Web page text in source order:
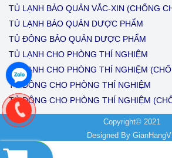
TỦ LẠNH BẢO QUẢN VẮC-XIN (CHỐNG
TỦ LẠNH BẢO QUẢN DƯỢC PHẨM
TỦ ĐÔNG BẢO QUẢN DƯỢC PHẨM
TỦ LẠNH CHO PHÒNG THÍ NGHIỆM
TỦ LẠNH CHO PHÒNG THÍ NGHIỆM
TỦ ĐÔNG CHO PHÒNG THÍ NGHIỆM
TỦ ĐÔNG CHO PHÒNG THÍ NGHIỆM
Copyright© 2021
Designed By